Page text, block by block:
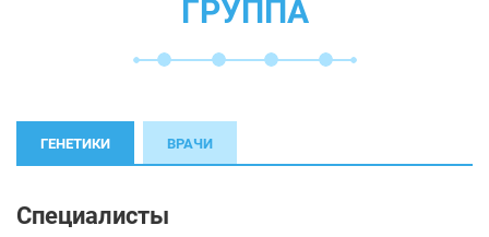
ГРУППА
ГЕНЕТИКИ ВРАЧИ
Специалисты